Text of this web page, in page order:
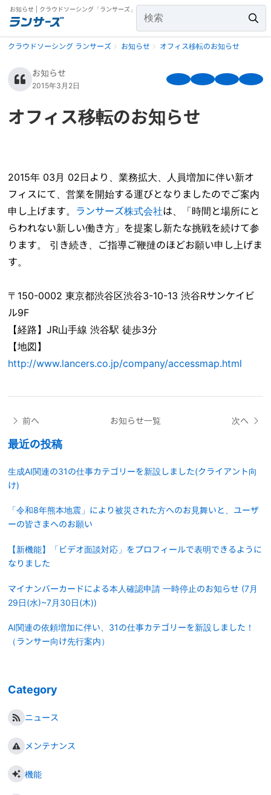
お知らせ | クラウドソーシング「ランサーズ」
クラウドソーシング ランサーズ お知らせ オフィス移転のお知らせ
お知らせ
2015年3月2日
オフィス移転のお知らせ
2015年 03月 02日より、業務拡大、人員増加に伴い新オ
フィスにて、営業を開始する運びとなりましたのでご案内
申し上げます。 ランサーズ株式会社は、「時間と場所にと
らわれない新しい働き方」を提案し新たな挑戦を続けて参
ります。 引き続き、ご指導ご鞭撻のほどお願い申し上げま
す。
〒150-0002 東京都渋谷区渋谷3-10-13 渋谷Rサンケイビ
ル9F
【経路】JR山手線 渋谷駅 徒歩3分
【地図】
http://www.lancers.co.jp/company/accessmap.html
前へ お知らせ一覧 次へ
最近の投稿
生成AI関連の31の仕事カテゴリーを新設しました(クライアント向
け)
「令和8年熊本地震」により被災された方へのお見舞いと、ユーザ
ーの皆さまへのお願い
【新機能】「ビデオ面談対応」をプロフィールで表明できるように
なりました
マイナンバーカードによる本人確認申請 一時停止のお知らせ (7月
29日(水)~7月30日(木))
AI関連の依頼増加に伴い、31の仕事カテゴリーを新設しました！
（ランサー向け先行案内）
Category
ニュース
メンテナンス
機能